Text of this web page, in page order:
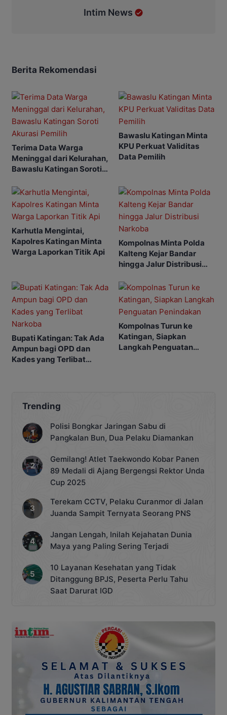
Intim News
Berita Rekomendasi
Terima Data Warga
Meninggal dari Kelurahan,
Bawaslu Katingan Soroti
Bawaslu Katingan Minta
KPU Perkuat Validitas
Data Pemilih
Karhutla Mengintai,
Kapolres Katingan Minta
Warga Laporkan Titik Api
Kompolnas Minta Polda
Kalteng Kejar Bandar
hingga Jalur Distribusi
Bupati Katingan: Tak Ada
Ampun bagi OPD dan
Kades yang Terlibat
Kompolnas Turun ke
Katingan, Siapkan
Langkah Penguatan
Trending
Polisi Bongkar Jaringan Sabu di
Pangkalan Bun, Dua Pelaku Diamankan
Gemilang! Atlet Taekwondo Kobar Panen
89 Medali di Ajang Bergengsi Rektor Unda
Cup 2025
Terekam CCTV, Pelaku Curanmor di Jalan
Juanda Sampit Ternyata Seorang PNS
Jangan Lengah, Inilah Kejahatan Dunia
Maya yang Paling Sering Terjadi
10 Layanan Kesehatan yang Tidak
Ditanggung BPJS, Peserta Perlu Tahu
Saat Darurat IGD